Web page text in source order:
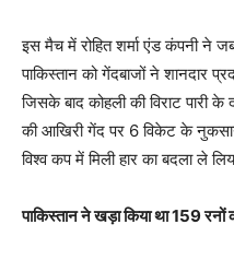
इस मैच में रोहित शर्मा एंड कंपनी ने
पाकिस्तान को गेंदबाजों ने शानदार
जिसके बाद कोहली की विराट
की आखिरी गेंद पर 6 विकेट के
विश्व कप में मिली हार का बदला ले
पाकिस्तान ने खड़ा किया था 159 रनों